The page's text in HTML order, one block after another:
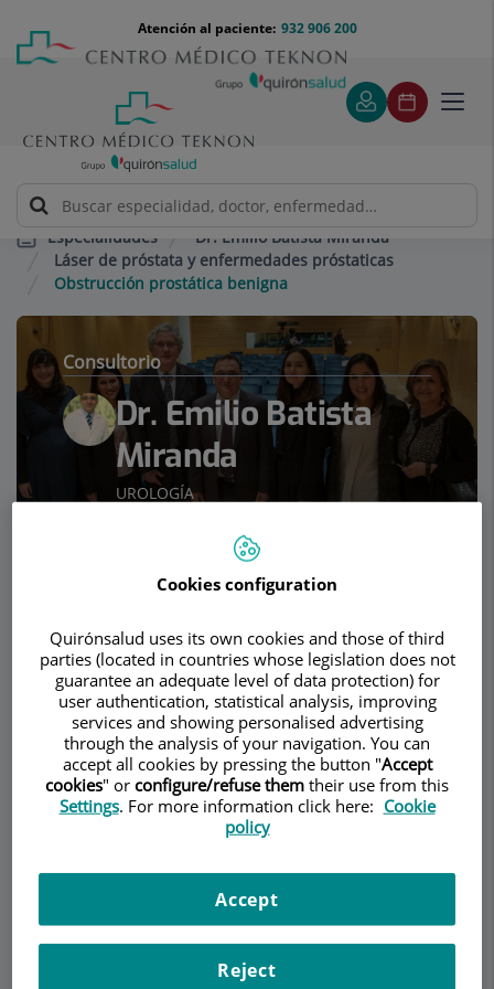
contenido
Menú
teléfono
cabecera
932 906 200
Atención al paciente:
Especialidades
Dr. Emilio Batista Miranda
Láser de próstata y enfermedades próstaticas
Obstrucción prostática benigna
Consultorio
Dr. Emilio Batista
Miranda
UROLOGÍA
DescripciónServiciosEquipo ContactoDatos de interés
Horario
Obstrucción prostática
En condiciones normales, la próstata va
creciendo de tamaño con la edad. A partir de los
50 años puede ir obstruyendo progresivamente
Cookies configuration
Quirónsalud uses its own cookies and those of third
parties (located in countries whose legislation does not
guarantee an adequate level of data protection) for
user authentication, statistical analysis, improving
services and showing personalised advertising
through the analysis of your navigation. You can
accept all cookies by pressing the button "Accept
cookies" or configure/refuse them their use from this
Settings. For more information click here: Cookie
policy
Reject
Accept